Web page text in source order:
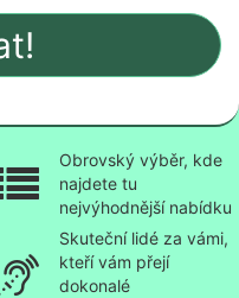
Obrovský výběr, kde
najdete tu
nejvýhodnější nabídku
Skuteční lidé za vámi,
kteří vám přejí
dokonalé